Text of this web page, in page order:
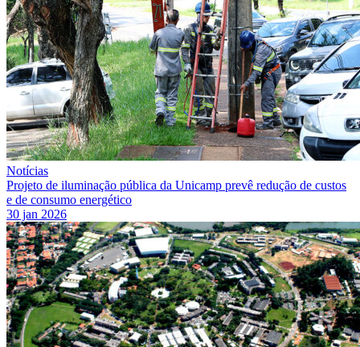
Notícias
Projeto de iluminação pública da Unicamp prevê redução de custos
e de consumo energético
30 jan 2026